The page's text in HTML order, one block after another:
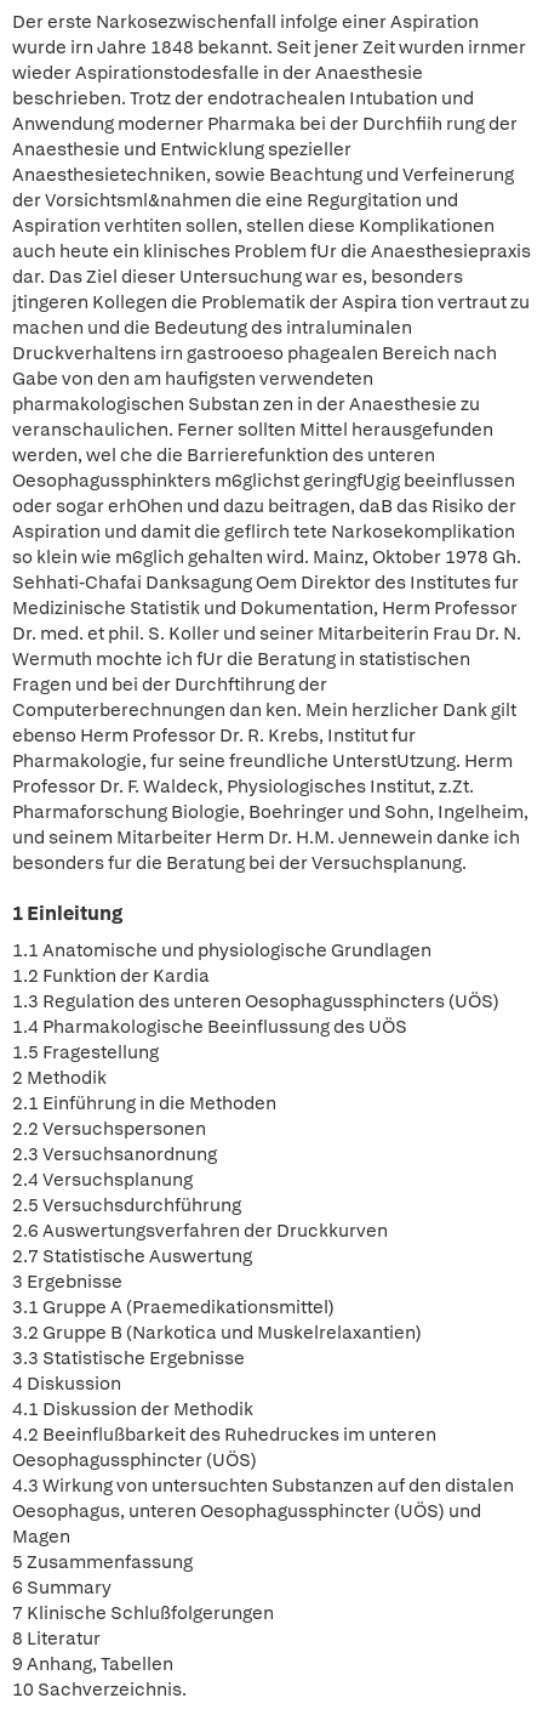
Der erste Narkosezwischenfall infolge einer Aspiration
wurde irn Jahre 1848 bekannt. Seit jener Zeit wurden irnmer
wieder Aspirationstodesfalle in der Anaesthesie
beschrieben. Trotz der endotrachealen Intubation und
Anwendung moderner Pharmaka bei der Durchfiih rung der
Anaesthesie und Entwicklung spezieller
Anaesthesietechniken, sowie Beachtung und Verfeinerung
der Vorsichtsml&nahmen die eine Regurgitation und
Aspiration verhtiten sollen, stellen diese Komplikationen
auch heute ein klinisches Problem fUr die Anaesthesiepraxis
dar. Das Ziel dieser Untersuchung war es, besonders
jtingeren Kollegen die Problematik der Aspira tion vertraut zu
machen und die Bedeutung des intraluminalen
Druckverhaltens irn gastrooeso phagealen Bereich nach
Gabe von den am haufigsten verwendeten
pharmakologischen Substan zen in der Anaesthesie zu
veranschaulichen. Ferner sollten Mittel herausgefunden
werden, wel che die Barrierefunktion des unteren
Oesophagussphinkters m6glichst geringfUgig beeinflussen
oder sogar erhOhen und dazu beitragen, daB das Risiko der
Aspiration und damit die geflirch tete Narkosekomplikation
so klein wie m6glich gehalten wird. Mainz, Oktober 1978 Gh.
Sehhati-Chafai Danksagung Oem Direktor des Institutes fur
Medizinische Statistik und Dokumentation, Herm Professor
Dr. med. et phil. S. Koller und seiner Mitarbeiterin Frau Dr. N.
Wermuth mochte ich fUr die Beratung in statistischen
Fragen und bei der Durchftihrung der
Computerberechnungen dan ken. Mein herzlicher Dank gilt
ebenso Herm Professor Dr. R. Krebs, Institut fur
Pharmakologie, fur seine freundliche UnterstUtzung. Herm
Professor Dr. F. Waldeck, Physiologisches Institut, z.Zt.
Pharmaforschung Biologie, Boehringer und Sohn, Ingelheim,
und seinem Mitarbeiter Herm Dr. H.M. Jennewein danke ich
besonders fur die Beratung bei der Versuchsplanung.
1 Einleitung
1.1 Anatomische und physiologische Grundlagen
1.2 Funktion der Kardia
1.3 Regulation des unteren Oesophagussphincters (UÖS)
1.4 Pharmakologische Beeinflussung des UÖS
1.5 Fragestellung
2 Methodik
2.1 Einführung in die Methoden
2.2 Versuchspersonen
2.3 Versuchsanordnung
2.4 Versuchsplanung
2.5 Versuchsdurchführung
2.6 Auswertungsverfahren der Druckkurven
2.7 Statistische Auswertung
3 Ergebnisse
3.1 Gruppe A (Praemedikationsmittel)
3.2 Gruppe B (Narkotica und Muskelrelaxantien)
3.3 Statistische Ergebnisse
4 Diskussion
4.1 Diskussion der Methodik
4.2 Beeinflußbarkeit des Ruhedruckes im unteren
Oesophagussphincter (UÖS)
4.3 Wirkung von untersuchten Substanzen auf den distalen
Oesophagus, unteren Oesophagussphincter (UÖS) und
Magen
5 Zusammenfassung
6 Summary
7 Klinische Schlußfolgerungen
8 Literatur
9 Anhang, Tabellen
10 Sachverzeichnis.